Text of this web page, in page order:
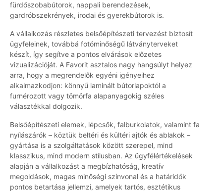
fürdőszobabútorok, nappali berendezések,
gardróbszekrények, irodai és gyerekbútorok is.
A vállalkozás részletes belsőépítészeti tervezést biztosít
ügyfeleinek, továbbá fotóminőségű látványterveket
készít, így segítve a pontos elvárások előzetes
vizualizációját. A Favorit asztalos nagy hangsúlyt helyez
arra, hogy a megrendelők egyéni igényeihez
alkalmazkodjon: könnyű laminált bútorlapoktól a
furnérozott vagy tömörfa alapanyagokig széles
választékkal dolgozik.
Belsőépítészeti elemek, lépcsők, falburkolatok, valamint fa
nyílászárók – köztük beltéri és kültéri ajtók és ablakok –
gyártása is a szolgáltatások között szerepel, mind
klasszikus, mind modern stílusban. Az ügyfélértékelések
alapján a vállalkozást a megbízhatóság, kreatív
megoldások, magas minőségi színvonal és a határidők
pontos betartása jellemzi, amelyek tartós, esztétikus